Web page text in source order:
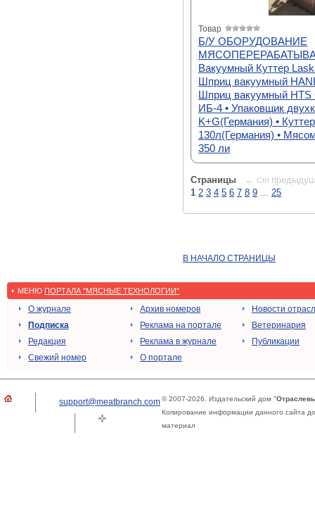
Товар
Б/У ОБОРУДОВАНИЕ
Вакуумный Куттер
Шприц вакуумный
Шприц вакуумный HTS
ИБ-4 • Упаковщик
K+G(Германия) •
130л(Германия) •
350 ли
Страницы ← Ctrl
1 2 3 4 5 6 7 8 9 ... 25
В НАЧАЛО СТРАНИЦЫ
МЕНЮ ПОРТАЛА "МЯСНЫЕ ТЕХНОЛОГИИ"
О журнале
Подписка
Редакция
Свежий номер
Архив номеров
Реклама на портале
Реклама в журнале
О портале
Новости
Ветеринария
Публикации
support@meatbranch.com© 2007-2026. Издательский дом "
Копирование информации данного сайта
материал